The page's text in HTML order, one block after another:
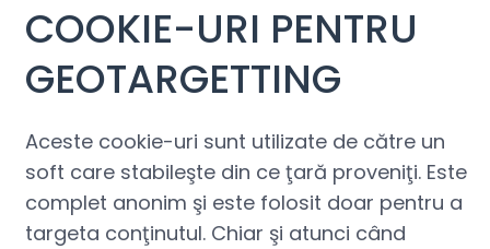
COOKIE-URI PENTRU
GEOTARGETTING
Aceste cookie-uri sunt utilizate de către un
soft care stabileşte din ce ţară proveniţi. Este
complet anonim şi este folosit doar pentru a
targeta conţinutul. Chiar şi atunci când